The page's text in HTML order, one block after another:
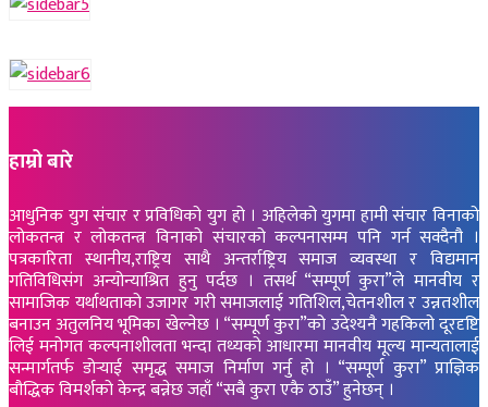
हाम्रो बारे
आधुनिक युग संचार र प्रविधिको युग हो । अहिलेको युगमा हामी संचार विनाको
लोकतन्त्र र लोकतन्त्र विनाको संचारको कल्पनासम्म पनि गर्न सक्दैनौ ।
पत्रकारिता स्थानीय,राष्ट्रिय साथै अन्तर्राष्ट्रिय समाज व्यवस्था र विद्यमान
गतिविधिसंग अन्योन्याश्रित हुनु पर्दछ । तसर्थ “सम्पूर्ण कुरा”ले मानवीय र
सामाजिक यर्थाथताको उजागर गरी समाजलाई गतिशिल,चेतनशील र उन्नतशील
बनाउन अतुलनिय भूमिका खेल्नेछ । “सम्पूर्ण कुरा”को उदेश्यनै गहकिलो दूरदृष्टि
लिई मनोगत कल्पनाशीलता भन्दा तथ्यको आधारमा मानवीय मूल्य मान्यतालाई
सन्मार्गतर्फ डोर्‍याई समृद्ध समाज निर्माण गर्नु हो । “सम्पूर्ण कुरा” प्राज्ञिक
बौद्धिक विमर्शको केन्द्र बन्नेछ जहाँ “सबै कुरा एकै ठाउँ” हुनेछन् ।